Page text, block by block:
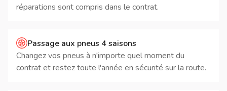
réparations sont compris dans le contrat.
Passage aux pneus 4 saisons
Changez vos pneus à n'importe quel moment du
contrat et restez toute l'année en sécurité sur la route.